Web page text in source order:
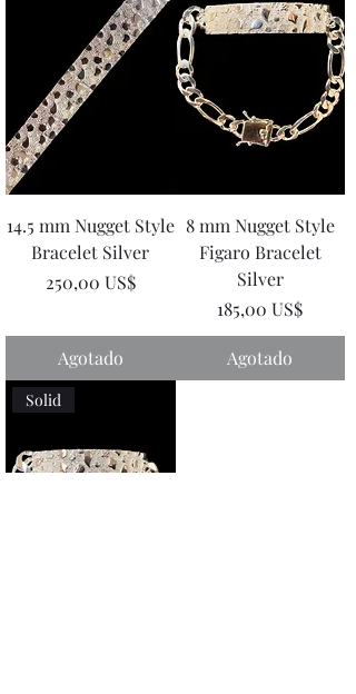
14.5 mm Nugget Style
Bracelet Silver
Precio
250,00 US$
Agotado
8 mm Nugget Style
Figaro Bracelet
Silver
Precio
185,00 US$
Agotado
Solid